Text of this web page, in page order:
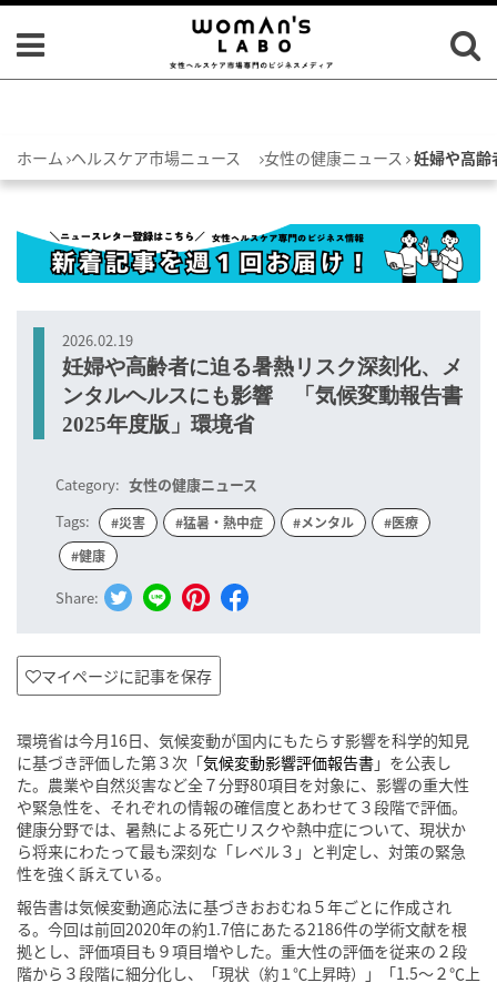
ホーム ヘルスケア市場ニュース 女性の健康ニュース 妊婦や高
2026.02.19
妊婦や高齢者に迫る暑熱リスク深刻化、メ
ンタルヘルスにも影響 「気候変動報告書
2025年度版」環境省
Category: 女性の健康ニュース
Tags:
#災害 #猛暑・熱中症 #メンタル
#医療
#健康
Share:
マイページに記事を保存
環境省は今月16日、気候変動が国内にもたらす影響を科学的知見
に基づき評価した第３次「気候変動影響評価報告書」を公表し
た。農業や自然災害など全７分野80項目を対象に、影響の重大性
や緊急性を、それぞれの情報の確信度とあわせて３段階で評価。
健康分野では、暑熱による死亡リスクや熱中症について、現状か
ら将来にわたって最も深刻な「レベル３」と判定し、対策の緊急
性を強く訴えている。
報告書は気候変動適応法に基づきおおむね５年ごとに作成され
る。今回は前回2020年の約1.7倍にあたる2186件の学術文献を根
拠とし、評価項目も９項目増やした。重大性の評価を従来の２段
階から３段階に細分化し、「現状 （約１℃上昇時）
」「1.5〜２℃上